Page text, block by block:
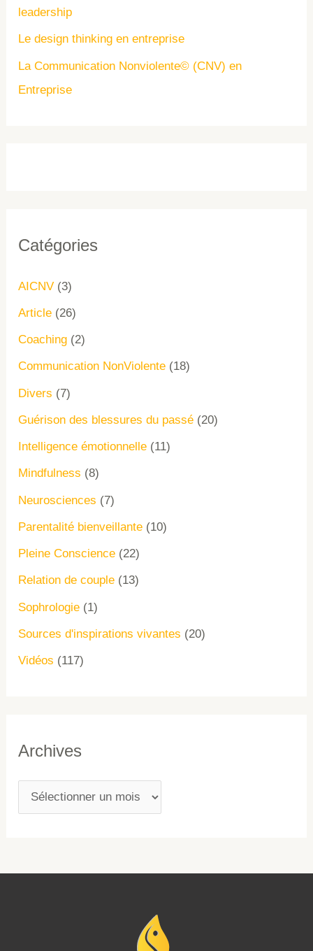
leadership
Le design thinking en entreprise
La Communication Nonviolente© (CNV) en
Entreprise
Catégories
AICNV (3)
Article (26)
Coaching (2)
Communication NonViolente (18)
Divers (7)
Guérison des blessures du passé (20)
Intelligence émotionnelle (11)
Mindfulness (8)
Neurosciences (7)
Parentalité bienveillante (10)
Pleine Conscience (22)
Relation de couple (13)
Sophrologie (1)
Sources d'inspirations vivantes (20)
Vidéos (117)
Archives